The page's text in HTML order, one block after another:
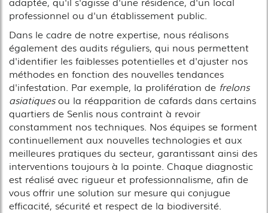
professionnel ou d'un établissement public.
Dans le cadre de notre expertise, nous réalisons
également des audits réguliers, qui nous permettent
d'identifier les faiblesses potentielles et d'ajuster nos
méthodes en fonction des nouvelles tendances
d'infestation. Par exemple, la prolifération de frelons
asiatiquesou la réapparition de cafards dans certains
quartiers de Senlis nous contraint à revoir
constamment nos techniques. Nos équipes se forment
continuellement aux nouvelles technologies et aux
meilleures pratiques du secteur, garantissant ainsi des
interventions toujours à la pointe. Chaque diagnostic
est réalisé avec rigueur et professionnalisme, afin de
vous offrir une solution sur mesure qui conjugue
efficacité, sécurité et respect de la biodiversité.